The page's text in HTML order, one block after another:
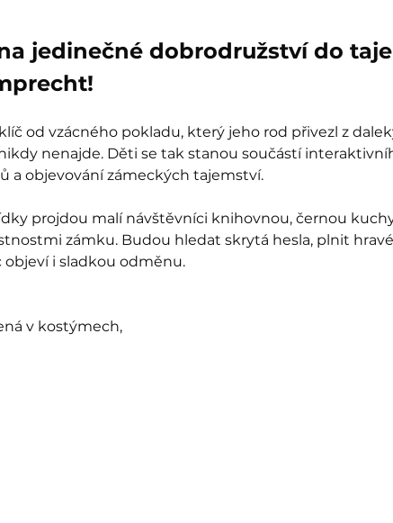
jedinečné dobrodružství do
od vzácného pokladu, který jeho rod přivezl z
nenajde. Děti se tak stanou součástí
a objevování zámeckých tajemství.
projdou malí návštěvníci knihovnou, černou
zámku. Budou hledat skrytá hesla, plnit
i sladkou odměnu.
v kostýmech,